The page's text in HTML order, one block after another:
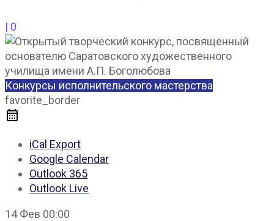
| 0
Конкурсы исполнительского мастерства
favorite_border
iCal Export
Google Calendar
Outlook 365
Outlook Live
14 Фев 00:00